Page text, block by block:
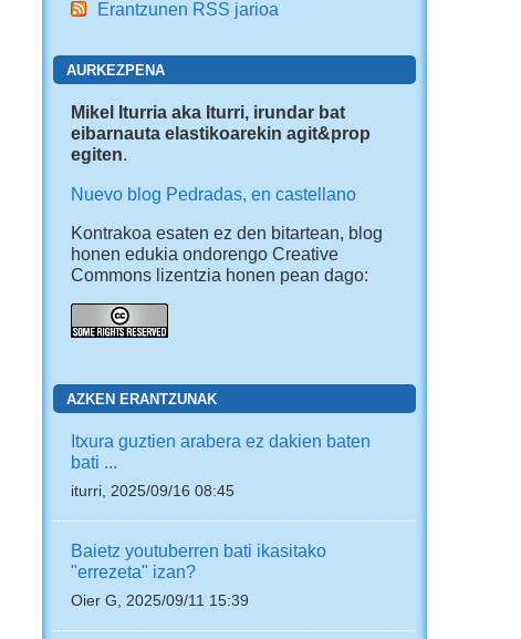
Erantzunen RSS jarioa
AURKEZPENA
Mikel Iturria aka Iturri, irundar bat
eibarnauta elastikoarekin agit&prop
egiten.
Nuevo blog Pedradas, en castellano
Kontrakoa esaten ez den bitartean, blog
honen edukia ondorengo Creative
Commons lizentzia honen pean dago:
AZKEN ERANTZUNAK
Itxura guztien arabera ez dakien baten
bati ...
iturri, 2025/09/16 08:45
Baietz youtuberren bati ikasitako
"errezeta" izan?
Oier G, 2025/09/11 15:39